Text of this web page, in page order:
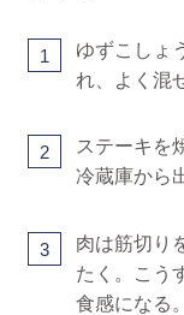
1
ゆずこしょ
れ、よく混
2
ステーキを
冷蔵庫から
3
肉は筋切り
たく。こう
食感になる。